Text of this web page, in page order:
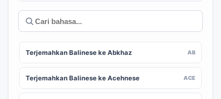
Terjemahkan Balinese ke Abkhaz AB
Terjemahkan Balinese ke Acehnese ACE